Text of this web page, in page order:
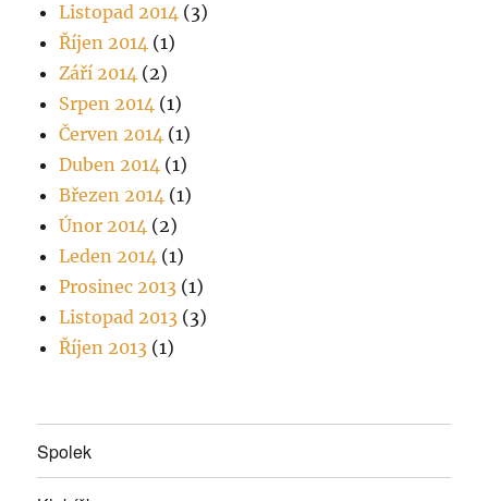
Listopad 2014 (3)
Říjen 2014 (1)
Září 2014 (2)
Srpen 2014 (1)
Červen 2014 (1)
Duben 2014 (1)
Březen 2014 (1)
Únor 2014 (2)
Leden 2014 (1)
Prosinec 2013 (1)
Listopad 2013 (3)
Říjen 2013 (1)
Spolek